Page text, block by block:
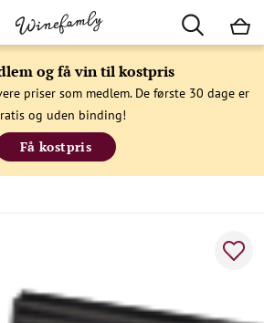
og få vin til kostpris
priser som medlem. De første 30 dage er
og uden binding!
Få kostpris